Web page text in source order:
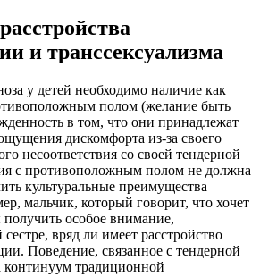
и транссексуализма
у детей необходимо наличие как
полом (желание быть
в том, что они принадлежат
дискомфорта из-за своего
несоответствия со своей тендерной
с противоположным полом не должна
культуральные преимущества
мальчик, который говорит, что хочет
особое внимание,
вряд ли имеет расстройство
Поведение, связанное с тендерной
континуум традиционной